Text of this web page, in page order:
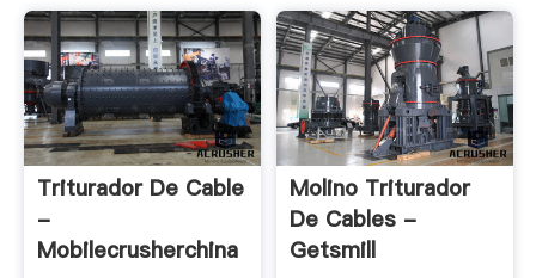
Triturador De Cable
-
Mobilecrusherchina
Molino Triturador
De Cables -
Getsmill